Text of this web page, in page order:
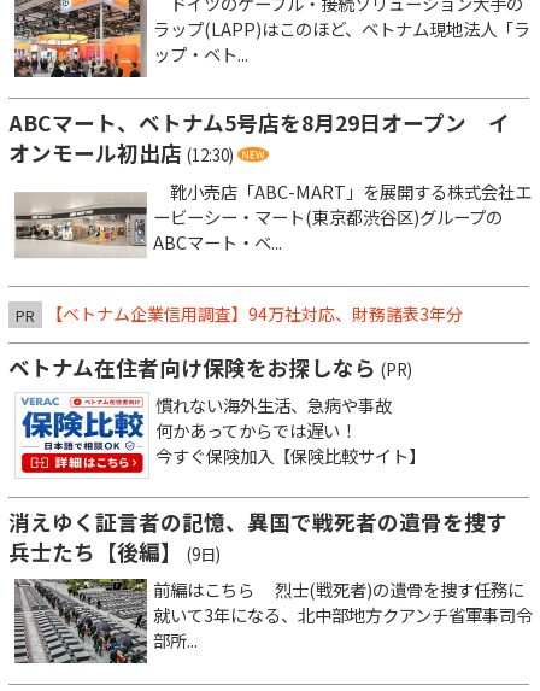
ラップ(LAPP)はこのほど、ベトナム現地法人「ラ
ップ・ベト...
ABCマート、ベトナム5号店を8月29日オープン イ
オンモール初出店 (12:30)
靴小売店「ABC-MART」を展開する株式会社エ
ービーシー・マート(東京都渋谷区)グループの
ABCマート・ベ...
PR 【ベトナム企業信用調査】94万社対応、財務諸表3年分
ベトナム在住者向け保険をお探しなら (PR)
慣れない海外生活、急病や事故
何かあってからでは遅い！
今すぐ保険加入【保険比較サイト】
消えゆく証言者の記憶、異国で戦死者の遺骨を捜す
兵士たち【後編】
(9日)
前編はこちら 烈士(戦死者)の遺骨を捜す任務に
就いて3年になる、北中部地方クアンチ省軍事司令
部所...